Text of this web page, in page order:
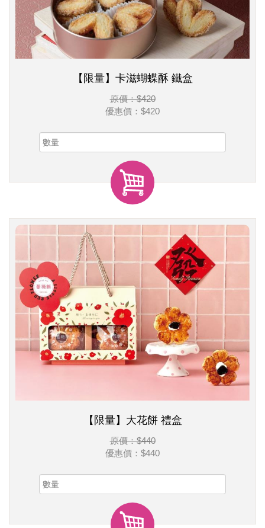
【限量】卡滋蝴蝶酥 鐵盒
原價：$420
優惠價： $420
【限量】大花餅 禮盒
原價：$440
優惠價： $440